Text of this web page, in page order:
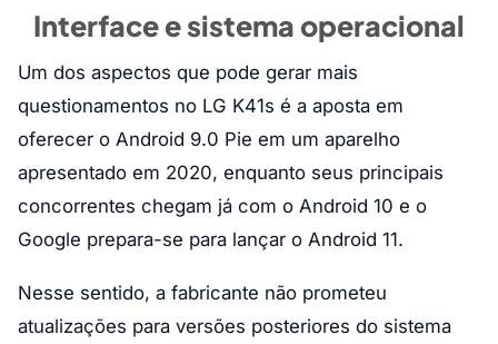
Interface e sistema operacional
Um dos aspectos que pode gerar mais
questionamentos no LG K41s é a aposta em
oferecer o Android 9.0 Pie em um aparelho
apresentado em 2020, enquanto seus principais
concorrentes chegam já com o Android 10 e o
Google prepara-se para lançar o Android 11.
Nesse sentido, a fabricante não prometeu
atualizações para versões posteriores do sistema